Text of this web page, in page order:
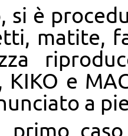
si è
matite,
KIKO e
a
primo